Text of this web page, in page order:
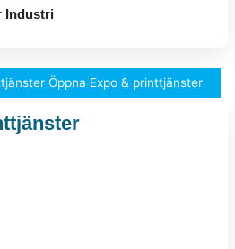
Industri
Öppna Expo & printtjänster